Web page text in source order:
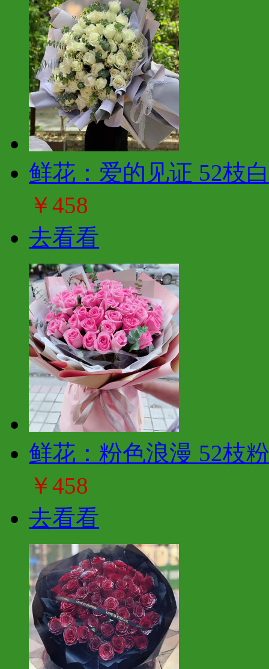
鲜花：爱的见证 52枝
￥458
去看看
鲜花：粉色浪漫 52枝
￥458
去看看